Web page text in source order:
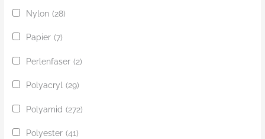
Nylon (28)
Papier (7)
Perlenfaser (2)
Polyacryl (29)
Polyamid (272)
Polyester (41)